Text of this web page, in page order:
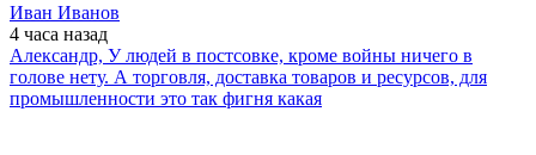
Иван Иванов
4 часа назад
Александр, У людей в постсовке, кроме войны ничего в
голове нету. А торговля, доставка товаров и ресурсов, для
промышленности это так фигня какая